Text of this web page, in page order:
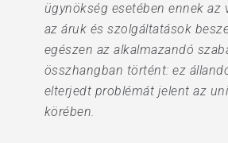
ügynökség esetében ennek az
az áruk és szolgáltatások
egészen az alkalmazandó
összhangban történt: ez
elterjedt problémát jelent az
körében.